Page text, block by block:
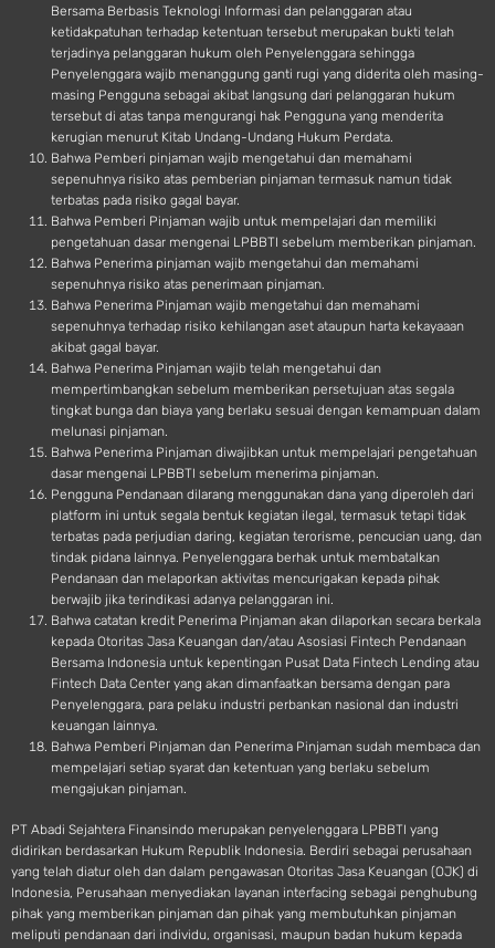
Bersama Berbasis Teknologi Informasi dan pelanggaran atau
ketidakpatuhan terhadap ketentuan tersebut merupakan bukti telah
terjadinya pelanggaran hukum oleh Penyelenggara sehingga
Penyelenggara wajib menanggung ganti rugi yang diderita oleh masing-
masing Pengguna sebagai akibat langsung dari pelanggaran hukum
tersebut di atas tanpa mengurangi hak Pengguna yang menderita
kerugian menurut Kitab Undang-Undang Hukum Perdata.
Bahwa Pemberi pinjaman wajib mengetahui dan memahami
sepenuhnya risiko atas pemberian pinjaman termasuk namun tidak
terbatas pada risiko gagal bayar.
Bahwa Pemberi Pinjaman wajib untuk mempelajari dan memiliki
pengetahuan dasar mengenai LPBBTI sebelum memberikan pinjaman.
Bahwa Penerima pinjaman wajib mengetahui dan memahami
sepenuhnya risiko atas penerimaan pinjaman.
Bahwa Penerima Pinjaman wajib mengetahui dan memahami
sepenuhnya terhadap risiko kehilangan aset ataupun harta kekayaaan
akibat gagal bayar.
Bahwa Penerima Pinjaman wajib telah mengetahui dan
mempertimbangkan sebelum memberikan persetujuan atas segala
tingkat bunga dan biaya yang berlaku sesuai dengan kemampuan dalam
melunasi pinjaman.
Bahwa Penerima Pinjaman diwajibkan untuk mempelajari pengetahuan
dasar mengenai LPBBTI sebelum menerima pinjaman.
Pengguna Pendanaan dilarang menggunakan dana yang diperoleh dari
platform ini untuk segala bentuk kegiatan ilegal, termasuk tetapi tidak
terbatas pada perjudian daring, kegiatan terorisme, pencucian uang, dan
tindak pidana lainnya. Penyelenggara berhak untuk membatalkan
Pendanaan dan melaporkan aktivitas mencurigakan kepada pihak
berwajib jika terindikasi adanya pelanggaran ini.
Bahwa catatan kredit Penerima Pinjaman akan dilaporkan secara berkala
kepada Otoritas Jasa Keuangan dan/atau Asosiasi Fintech Pendanaan
Bersama Indonesia untuk kepentingan Pusat Data Fintech Lending atau
Fintech Data Center yang akan dimanfaatkan bersama dengan para
Penyelenggara, para pelaku industri perbankan nasional dan industri
keuangan lainnya.
Bahwa Pemberi Pinjaman dan Penerima Pinjaman sudah membaca dan
mempelajari setiap syarat dan ketentuan yang berlaku sebelum
mengajukan pinjaman.
PT Abadi Sejahtera Finansindo merupakan penyelenggara LPBBTI yang
didirikan berdasarkan Hukum Republik Indonesia. Berdiri sebagai perusahaan
yang telah diatur oleh dan dalam pengawasan Otoritas Jasa Keuangan (OJK) di
Indonesia, Perusahaan menyediakan layanan interfacing sebagai penghubung
pihak yang memberikan pinjaman dan pihak yang membutuhkan pinjaman
meliputi pendanaan dari individu, organisasi, maupun badan hukum kepada